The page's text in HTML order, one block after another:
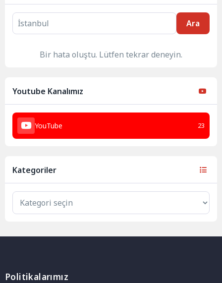
Ara
Bir hata oluştu. Lütfen tekrar deneyin.
Youtube Kanalımız
YouTube 23
Kategoriler
Politikalarımız